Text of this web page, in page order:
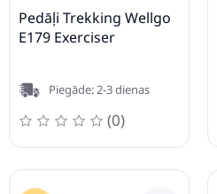
Pedāļi Trekking Wellgo
E179 Exerciser
Piegāde: 2-3 dienas
(0)